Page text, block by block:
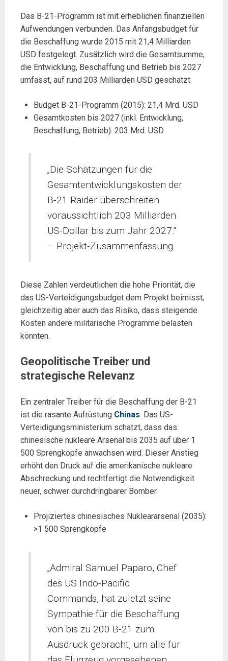
Das B-21-Programm ist mit erheblichen finanziellen
Aufwendungen verbunden. Das Anfangsbudget für
die Beschaffung wurde 2015 mit 21,4 Milliarden
USD festgelegt. Zusätzlich wird die Gesamtsumme,
die Entwicklung, Beschaffung und Betrieb bis 2027
umfasst, auf rund 203 Milliarden USD geschätzt.
Budget B-21-Programm (2015): 21,4 Mrd. USD
Gesamtkosten bis 2027 (inkl. Entwicklung,
Beschaffung, Betrieb): 203 Mrd. USD
„Die Schätzungen für die
Gesamtentwicklungskosten der
B-21 Raider überschreiten
voraussichtlich 203 Milliarden
US-Dollar bis zum Jahr 2027.“
– Projekt-Zusammenfassung
Diese Zahlen verdeutlichen die hohe Priorität, die
das US-Verteidigungsbudget dem Projekt beimisst,
gleichzeitig aber auch das Risiko, dass steigende
Kosten andere militärische Programme belasten
könnten.
Geopolitische Treiber und
strategische Relevanz
Ein zentraler Treiber für die Beschaffung der B-21
ist die rasante Aufrüstung Chinas. Das US-
Verteidigungsministerium schätzt, dass das
chinesische nukleare Arsenal bis 2035 auf über 1
500 Sprengköpfe anwachsen wird. Dieser Anstieg
erhöht den Druck auf die amerikanische nukleare
Abschreckung und rechtfertigt die Notwendigkeit
neuer, schwer durchdringbarer Bomber.
Projiziertes chinesisches Nukleararsenal (2035):
>1 500 Sprengköpfe
„Admiral Samuel Paparo, Chef
des US Indo-Pacific
Commands, hat zuletzt seine
Sympathie für die Beschaffung
von bis zu 200 B-21 zum
Ausdruck gebracht, um alle für